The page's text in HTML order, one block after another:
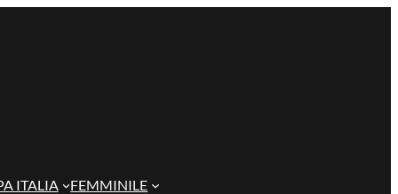
ITALIA FEMMINILE